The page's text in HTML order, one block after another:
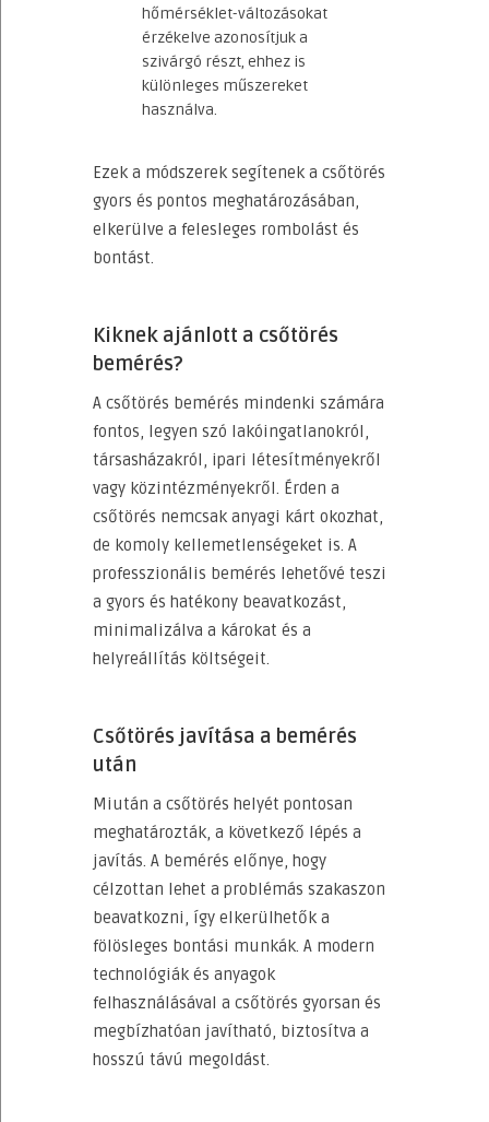
hőmérséklet-változásokat
érzékelve azonosítjuk a
szivárgó részt, ehhez is
különleges műszereket
használva.
Ezek a módszerek segítenek a csőtörés
gyors és pontos meghatározásában,
elkerülve a felesleges rombolást és
bontást.
Kiknek ajánlott a csőtörés
bemérés?
A csőtörés bemérés mindenki számára
fontos, legyen szó lakóingatlanokról,
társasházakról, ipari létesítményekről
vagy közintézményekről. Érden a
csőtörés nemcsak anyagi kárt okozhat,
de komoly kellemetlenségeket is. A
professzionális bemérés lehetővé teszi
a gyors és hatékony beavatkozást,
minimalizálva a károkat és a
helyreállítás költségeit.
Csőtörés javítása a bemérés
után
Miután a csőtörés helyét pontosan
meghatározták, a következő lépés a
javítás. A bemérés előnye, hogy
célzottan lehet a problémás szakaszon
beavatkozni, így elkerülhetők a
fölösleges bontási munkák. A modern
technológiák és anyagok
felhasználásával a csőtörés gyorsan és
megbízhatóan javítható, biztosítva a
hosszú távú megoldást.